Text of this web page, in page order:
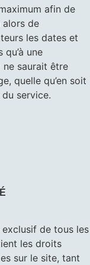
afin de
alors de
les dates et
une
ne saurait être
quelle qu’en soit
service.
de tous les
les droits
sur le site, tant